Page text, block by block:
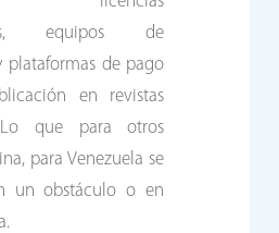
equipos de
plataformas de pago
en revistas
Lo que para otros
para Venezuela se
un obstáculo o en